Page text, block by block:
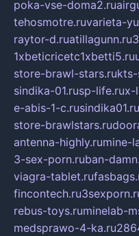
poka-vse-doma2.ru
tehosmotre.ruvarieta-
raytor-d.ruatillagunn.ru
1xbeticricetc1xbetti5.ru
store-brawl-stars.rukts-
sindika-01.rusp-life.rux-
e-abis-1-c.rusindika01.ru
store-brawlstars.ru
antenna-highly.rumine-
3-sex-porn.ruban-
viagra-tablet.ru
fincontech.ru
rebus-toys.ruminelab-
medsprawo-4-ka.ru